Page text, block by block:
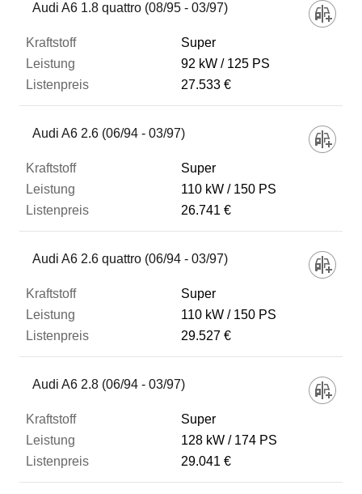
Audi A6 1.8 quattro (08/95 - 03/97)
Super
92 kW
125 PS
27.533 €
Audi A6 2.6 (06/94 - 03/97)
Super
110 kW
150 PS
26.741 €
Audi A6 2.6 quattro (06/94 - 03/97)
Super
110 kW
150 PS
29.527 €
Audi A6 2.8 (06/94 - 03/97)
Super
128 kW
174 PS
29.041 €